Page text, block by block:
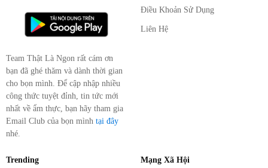
Team Thật Là Ngon rất cám ơn
bạn đã ghé thăm và dành thời gian
cho bọn mình. Để cập nhập nhiều
công thức tuyệt đỉnh, tin tức mới
nhất về ẩm thực, bạn hãy tham gia
Email Club của bọn mình tại đây
nhé.
Điều Khoản Sử Dụng
Liên Hệ
Trending Mạng Xã Hội